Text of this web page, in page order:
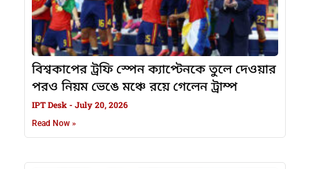
বিশ্বকাপের ট্রফি স্পেন ক্যাপ্টেনকে তুলে দেওয়ার
পরও নিয়ম ভেঙে মঞ্চে রয়ে গেলেন ট্রাম্প
IPT Desk July 20, 2026
Read Now »